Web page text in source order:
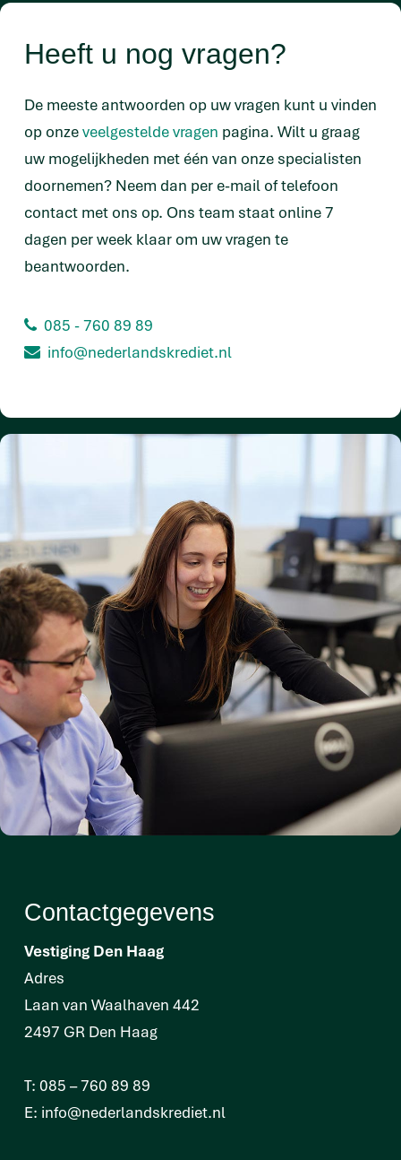
Heeft u nog vragen?
De meeste antwoorden op uw vragen kunt u vinden
op onzeveelgestelde vragen pagina. Wilt u graag
uw mogelijkheden met één van onze specialisten
doornemen? Neem dan per e-mail of telefoon
contact met ons op. Ons team staat online 7
dagen per week klaar om uw vragen te
beantwoorden.
085 - 760 89 89
info@nederlandskrediet.nl
Contactgegevens
Vestiging Den Haag
Adres
Laan van Waalhaven 442
2497 GR Den Haag
T: 085 – 760 89 89
E: info@nederlandskrediet.nl